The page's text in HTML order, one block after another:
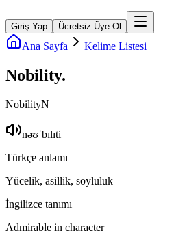
Giriş Yap Ücretsiz Üye Ol
Ana Sayfa Kelime Listesi
Nobility.
NobilityN
nəʊˈbɪlɪti
Türkçe anlamı
Yücelik, asillik, soyluluk
İngilizce tanımı
Admirable in character